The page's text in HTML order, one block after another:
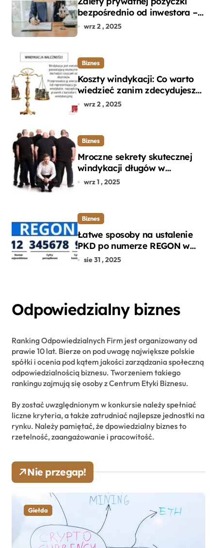
bezpośrednio od inwestora –
dlaczego warto?
wrz 2 , 2025
Biznes
Koszty windykacji: Co warto
wiedzieć zanim zdecydujesz
się na odzyskanie długu?
wrz 2 , 2025
Biznes
Mroczne sekrety skutecznej
windykacji długów w
departamencie windykacji
wrz 1 , 2025
Biznes
Łatwe sposoby na ustalenie
PKD po numerze REGON w
kilku prostych krokach
sie 31 , 2025
Odpowiedzialny biznes
Ranking Odpowiedzialnych Firm jest organizowany od
prawie 10 lat. Bierze on pod uwagę największe polskie
spółki i ocenia pod kątem jakości zarządzania społeczną
odpowiedzialnością biznesu. Tworzeniem takiego
rankingu zajmują się osoby z Centrum Etyki Biznesu.
By zostać uwzględnionym w konkursie należy spełniać
liczne kryteria, a także zatrudniać najlepsze jednostki na
rynku. Należy pamiętać, że dpowiedzialny biznes to
rzetelność, zaangażowanie i pracowitość.
Nie przegap!
Giełda